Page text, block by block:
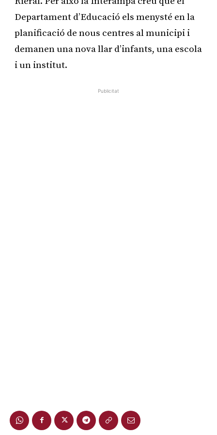
Departament d’Educació els menysté en la
planificació de nous centres al municipi i
demanen una nova llar d’infants, una escola
i un institut.
Publicitat